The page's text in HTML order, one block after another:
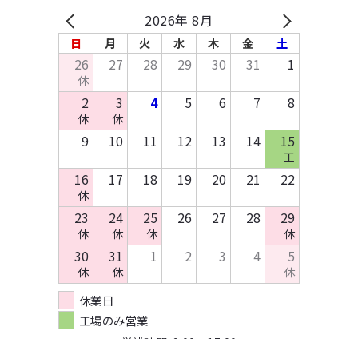
その他布製品
木製製品
キッチン・日用品・雑貨
入稿方法
お支払いについて
原稿作成方法
テンプレートDL
在庫預かり/発送/処分について
イベント協賛申込み
お問い合わせ
資料請求
2026年 8月
日 月 火 水 木 金 土
26
休
27 28 29 30 31
1
2
休
3
休
4 5 6 7
8
9
10 11 12 13 14 15
工
16
休
17 18 19 20 21
22
23
休
24
休
25
休
26 27 28 29
休
30
休
31
休
1 2 3 4 5
休
休業日
工場のみ営業